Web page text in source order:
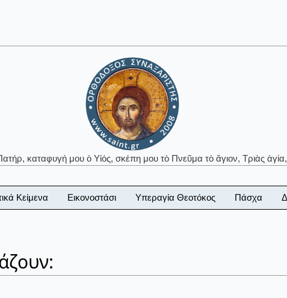
καταφυγή μου ὁ Υἱός, σκέπη μου τὸ Πνεῦμα τὸ ἅγιον, Τριὰς
Κείμενα Εικονοστάσι Υπεραγία Θεοτόκος Πάσχα